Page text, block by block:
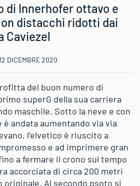
di Innerhofer ottavo e
distacchi ridotti dai
Caviezel
DICEMBRE 2020
del buon numero di
superG della sua carriera
maschile. Sotto la neve e con
è andata aumentando via via
l’elvetico è riuscito a
e ad imprimere gran
a fermare il crono sul tempo
accorciata di circa 200 metri
Al secondo psoto si